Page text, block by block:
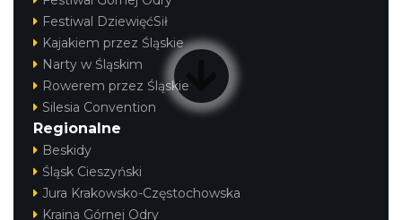
Festiwal DziewięćSił
Kajakiem przez Śląskie
Narty w Śląskim
Rowerem przez Śląskie
Silesia Convention
Regionalne
Beskidy
Śląsk Cieszyński
Jura Krakowsko-Częstochowska
Kraina Górnej Odry